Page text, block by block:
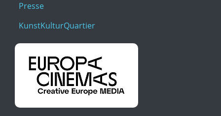
Presse
KunstKulturQuartier